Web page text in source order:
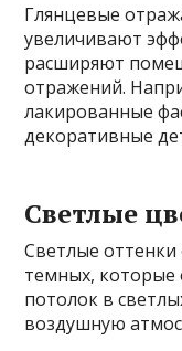
Глянцевые
увеличивают
расширяют
отражений.
лакированные
декоративные
Светлые
Светлые
темных, которые
потолок в
воздушную